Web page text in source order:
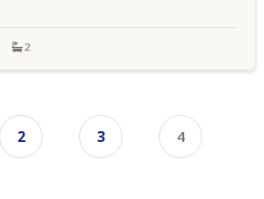
2
2 3 4